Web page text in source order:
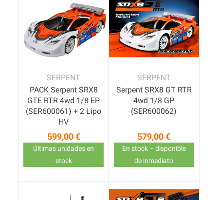
SERPENT
PACK Serpent SRX8
GTE RTR 4wd 1/8 EP
(SER600061) + 2 Lipo
HV
Precio
599,00 €
Últimas unidades en
stock
SERPENT
Serpent SRX8 GT RTR
4wd 1/8 GP
(SER600062)
Precio
579,00 €
En stock – disponible
de inmediato